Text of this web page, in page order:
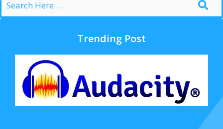
Trending Post